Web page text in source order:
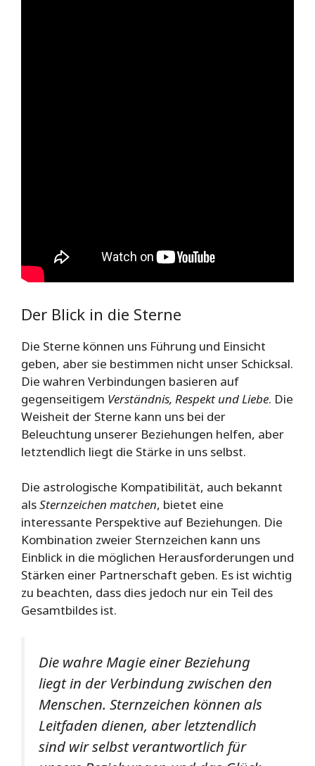
Der Blick in die Sterne
Die Sterne können uns Führung und Einsicht
geben, aber sie bestimmen nicht unser Schicksal.
Die wahren Verbindungen basieren auf
gegenseitigem Verständnis, Respekt und Liebe. Die
Weisheit der Sterne kann uns bei der
Beleuchtung unserer Beziehungen helfen, aber
letztendlich liegt die Stärke in uns selbst.
Die astrologische Kompatibilität, auch bekannt
alsSternzeichen matchen, bietet eine
interessante Perspektive auf Beziehungen. Die
Kombination zweier Sternzeichen kann uns
Einblick in die möglichen Herausforderungen und
Stärken einer Partnerschaft geben. Es ist wichtig
zu beachten, dass dies jedoch nur ein Teil des
Gesamtbildes ist.
Die wahre Magie einer Beziehung
liegt in der Verbindung zwischen den
Menschen. Sternzeichen können als
Leitfaden dienen, aber letztendlich
sind wir selbst verantwortlich für